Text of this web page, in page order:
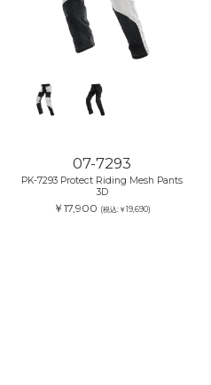
07-7293
PK-7293 Protect Riding Mesh Pants
3D
￥17,900 (税込:￥19,690)